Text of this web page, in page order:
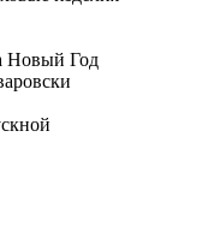
Новый Год